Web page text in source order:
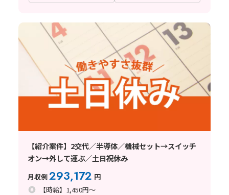
【紹介案件】2交代／半導体／機械セット→スイッチ
オン→外して運ぶ／土日祝休み
月収例293,172 円
【時給】1,450円～